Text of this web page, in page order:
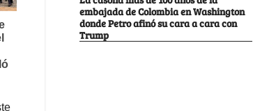
embajada de Colombia en Washington
donde Petro afinó su cara a cara con
Trump